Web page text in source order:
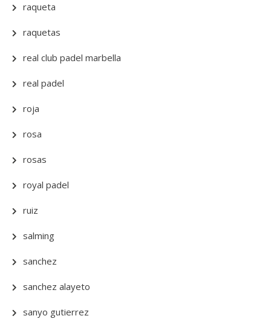
raqueta
raquetas
real club padel marbella
real padel
roja
rosa
rosas
royal padel
ruiz
salming
sanchez
sanchez alayeto
sanyo gutierrez